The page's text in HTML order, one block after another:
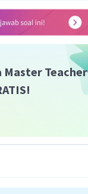
Master Teacher